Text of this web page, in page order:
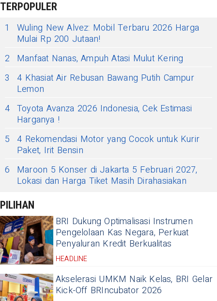
TERPOPULER
1
Wuling New Alvez: Mobil Terbaru 2026 Harga
Mulai Rp 200 Jutaan!
2
Manfaat Nanas, Ampuh Atasi Mulut Kering
3
4 Khasiat Air Rebusan Bawang Putih Campur
Lemon
4 Toyota Avanza 2026 Indonesia, Cek Estimasi
Harganya !
5 4 Rekomendasi Motor yang Cocok untuk Kurir
Paket, Irit Bensin
6
Maroon 5 Konser di Jakarta 5 Februari 2027,
Lokasi dan Harga Tiket Masih Dirahasiakan
PILIHAN
BRI Dukung Optimalisasi Instrumen
Pengelolaan Kas Negara, Perkuat
Penyaluran Kredit Berkualitas
HEADLINE
Akselerasi UMKM Naik Kelas, BRI Gelar
Kick-Off BRIncubator 2026